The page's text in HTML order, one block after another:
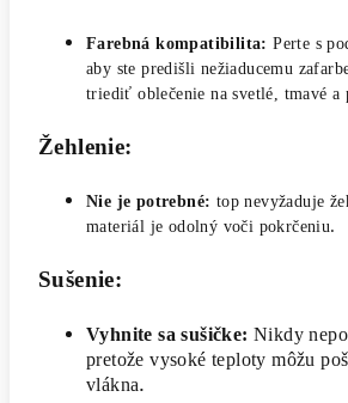
Farebná kompatibilita: Perte s
aby ste predišli nežiaducemu
triediť oblečenie na svetlé, tmavé a
Žehlenie:
Nie je potrebné: top nevyžaduje
materiál je odolný voči pokrčeniu.
Sušenie:
Vyhnite sa sušičke: Nikdy
pretože vysoké teploty môžu
vlákna.